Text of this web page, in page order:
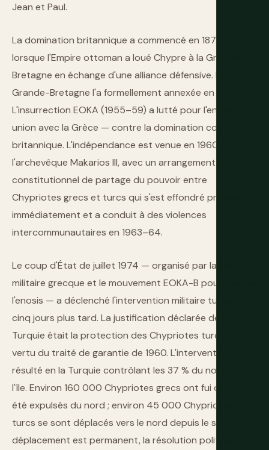
Jean et Paul.
La domination britannique a commencé en 1878,
lorsque l'Empire ottoman a loué Chypre à la Grande-
Bretagne en échange d'une alliance défensive. La
Grande-Bretagne l'a formellement annexée en 1914.
L'insurrection EOKA (1955–59) a lutté pour l'enosis —
union avec la Grèce — contre la domination coloniale
britannique. L'indépendance est venue en 1960 sous
l'archevêque Makarios III, avec un arrangement
constitutionnel de partage du pouvoir entre
Chypriotes grecs et turcs qui s'est effondré presque
immédiatement et a conduit à des violences
intercommunautaires en 1963–64.
Le coup d'État de juillet 1974 — organisé par la junte
militaire grecque et le mouvement EOKA-B pour réaliser
l'enosis — a déclenché l'intervention militaire turque
cinq jours plus tard. La justification déclarée de la
Turquie était la protection des Chypriotes turcs en
vertu du traité de garantie de 1960. L'intervention a
résulté en la Turquie contrôlant les 37 % du nord de
l'île. Environ 160 000 Chypriotes grecs ont fui ou ont
été expulsés du nord ; environ 45 000 Chypriotes
turcs se sont déplacés vers le nord depuis le sud. Le
déplacement est permanent, la résolution politique non